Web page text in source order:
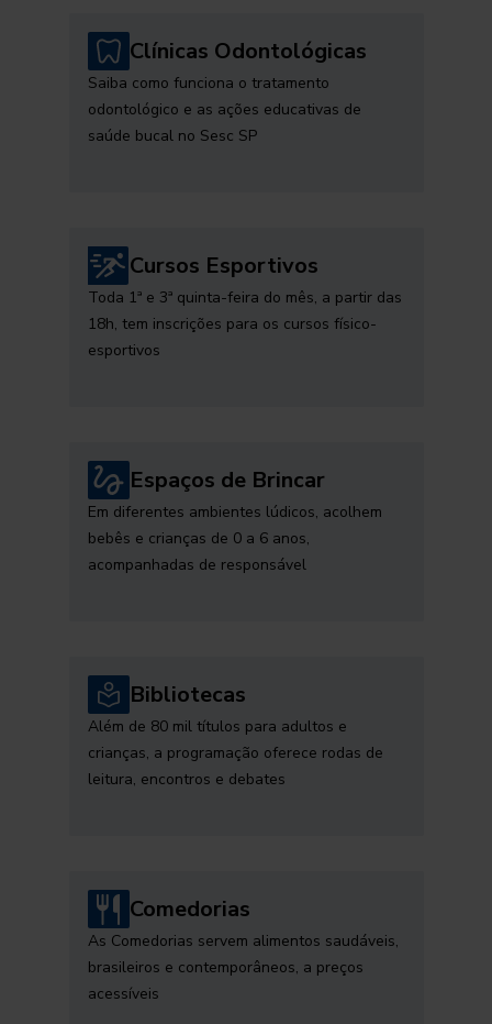
Clínicas Odontológicas
Saiba como funciona o tratamento
odontológico e as ações educativas de
saúde bucal no Sesc SP
Cursos Esportivos
Toda 1ª e 3ª quinta-feira do mês, a partir das
18h, tem inscrições para os cursos físico-
esportivos
Espaços de Brincar
Em diferentes ambientes lúdicos, acolhem
bebês e crianças de 0 a 6 anos,
acompanhadas de responsável
Bibliotecas
Além de 80 mil títulos para adultos e
crianças, a programação oferece rodas de
leitura, encontros e debates
Comedorias
As Comedorias servem alimentos saudáveis,
brasileiros e contemporâneos, a preços
acessíveis